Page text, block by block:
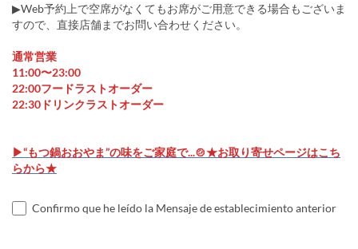
▶︎Web予約上で空席がなくてもお席がご用意できる場合もございま
すので、直接店舗までお問い合わせください。
通常営業
11:00〜23:00
22:00フードラストオーダー
22:30ドリンクラストオーダー
▶“もつ鍋おおやま”の味をご家庭で...🍲★お取り寄せページはこち
らから★
Confirmo que he leído la Mensaje de establecimiento anterior